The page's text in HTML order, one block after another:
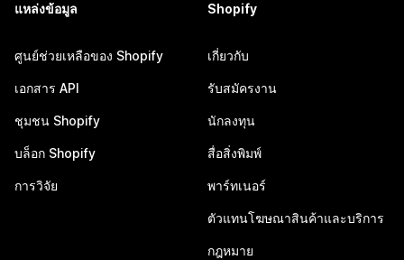
แหล่งข้อมูล
ศูนย์ช่วยเหลือของ Shopify
เอกสาร API
ชุมชน Shopify
บล็อก Shopify
การวิจัย
Shopify
เกี่ยวกับ
รับสมัครงาน
นักลงทุน
สื่อสิ่งพิมพ์
พาร์ทเนอร์
ตัวแทนโฆษณาสินค้าและบริการ
กฎหมาย